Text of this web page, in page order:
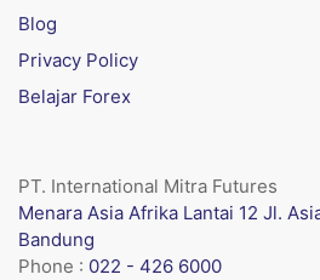
Blog
Privacy Policy
Belajar Forex
PT. International Mitra Futures
Menara Asia Afrika Lantai 12 Jl.
Bandung
Phone : 022 - 426 6000